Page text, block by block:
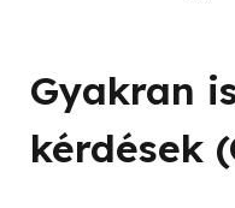
Gyakran
kérdések